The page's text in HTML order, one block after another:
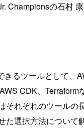
Championsの石村
きるツールとして、
CDK、Terraform
それぞれのツールの
た選択方法について